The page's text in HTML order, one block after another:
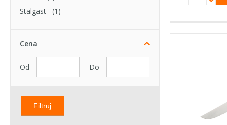
Stalgast
(1)
Cena
Od Do
Filtruj